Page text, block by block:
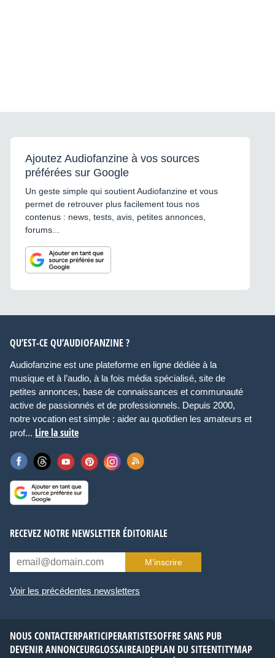
Ajoutez Audiofanzine à vos sources
préférées sur Google
Un geste simple qui soutient Audiofanzine et vous
permet de retrouver plus facilement tous nos
contenus : news, tests, avis, petites annonces,
forums...
QU’EST-CE QU’AUDIOFANZINE ?
Audiofanzine est une plateforme en ligne dédiée à la
musique et à l’audio, à la fois média spécialisé, site de
petites annonces, base de connaissances et communauté
active de passionnés et de professionnels. Depuis 2000,
notre vocation est simple : aider au quotidien les amateurs et
prof... Lire la suite
RECEVEZ NOTRE NEWSLETTER ÉDITORIALE
M’inscrire
Voir les précédentes newsletters
NOUS CONTACTERPARTICIPERARTISTESOFFRE SANS PUB
DEVENIR ANNONCEURGLOSSAIREAIDEPLAN DU SITEENTITYMAP